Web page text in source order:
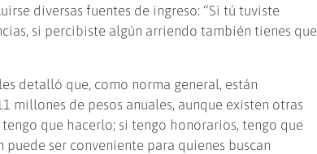
diversas fuentes de ingreso: “Si tú tuviste
si percibiste algún arriendo también tienes que
detalló que, como norma general, están
millones de pesos anuales, aunque existen otras
que hacerlo; si tengo honorarios, tengo que
ser conveniente para quienes buscan